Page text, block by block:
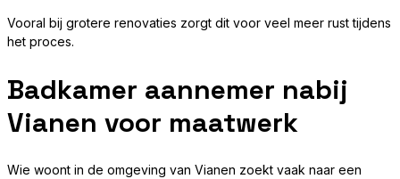
Vooral bij grotere renovaties zorgt dit voor veel meer rust tijdens
het proces.
Badkamer aannemer nabij
Vianen voor maatwerk
Wie woont in de omgeving van Vianen zoekt vaak naar een